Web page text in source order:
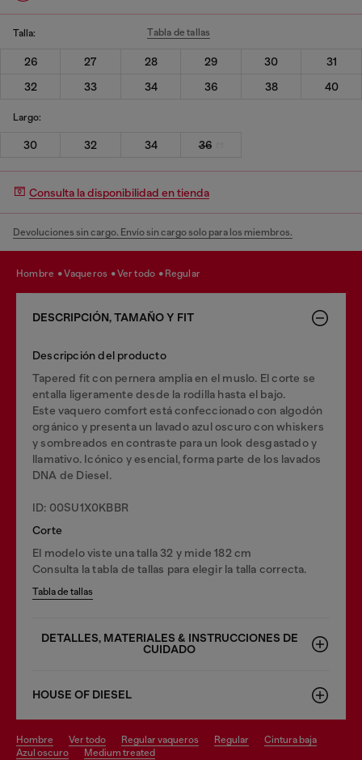
Talla: Tabla de tallas
26 27 28 29 30
31
32
33 34 36 38 40
Largo:
30 32 34 36
Consulta la disponibilidad en tienda
Devoluciones sin cargo. Envío sin cargo solo para los miembros.
hombre vaqueros ver todo regular
DESCRIPCIÓN, TAMAÑO Y FIT
Descripción del producto
Tapered fit con pernera amplia en el muslo. El corte se
entalla ligeramente desde la rodilla hasta el bajo.
Este vaquero comfort está confeccionado con algodón
orgánico y presenta un lavado azul oscuro con whiskers
y sombreados en contraste para un look desgastado y
llamativo. Icónico y esencial, forma parte de los lavados
DNA de Diesel.
ID: 00SU1X0KBBR
Corte
El modelo viste una talla 32 y mide 182 cm
Consulta la tabla de tallas para elegir la talla correcta.
Tabla de tallas
DETALLES, MATERIALES & INSTRUCCIONES DE
CUIDADO
HOUSE OF DIESEL
hombre ver todo regular vaqueros regular
cintura baja
azul oscuro
medium treated